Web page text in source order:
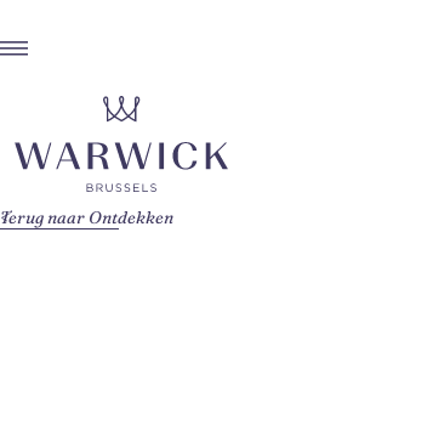
Terug naar Ontdekken